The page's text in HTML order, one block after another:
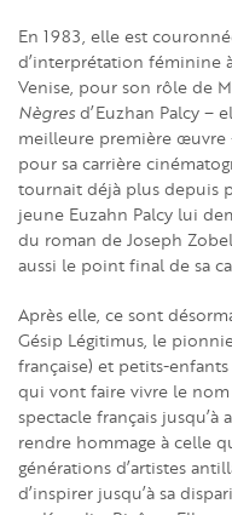
En 1983, elle est
d’interprétation féminine
Venise, pour son rôle de
Nègres d’Euzhan Palcy –
meilleure première œuvre
pour sa carrière
tournait déjà plus depuis
jeune Euzahn Palcy lui
du roman de Joseph
aussi le point final de sa
Après elle, ce sont
Gésip Légitimus, le
française) et petits-
qui vont faire vivre le
spectacle français
rendre hommage à celle
générations d’artistes
d’inspirer jusqu’à sa